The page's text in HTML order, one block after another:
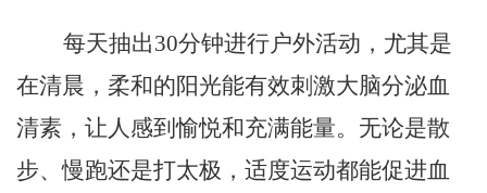
每天抽出30分钟进行户外活动，尤其是
在清晨，柔和的阳光能有效刺激大脑分泌血
清素，让人感到愉悦和充满能量。无论是散
步、慢跑还是打太极，适度运动都能促进血